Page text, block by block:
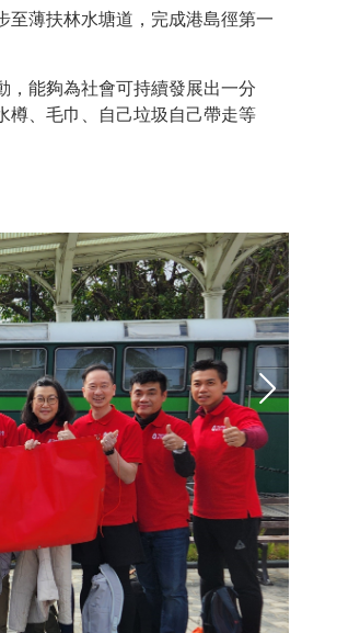
至薄扶林水塘道，完成港島徑第一
，能夠為社會可持續發展出一分
樽、毛巾、自己垃圾自己帶走等